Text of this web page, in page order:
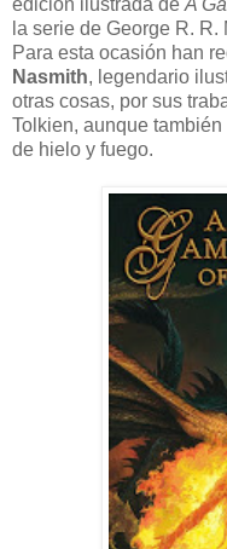
la serie de George R.
Para esta ocasión han
Nasmith, legendario
otras cosas, por sus
Tolkien, aunque
de hielo y fuego.